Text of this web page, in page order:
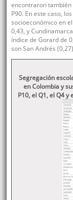
encontraron
P90. En este caso,
socioeconómico en
0,43, y
índice de Gorard de
son San Andrés
Segregación
en Colombia y
P10, el Q1, el Q4